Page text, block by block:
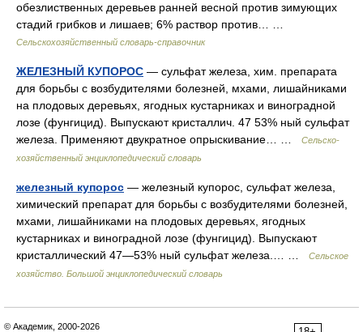
обезлиственных деревьев ранней весной против зимующих
стадий грибков и лишаев; 6% раствор против… …
Сельскохозяйственный словарь-справочник
ЖЕЛЕЗНЫЙ КУПОРОС — сульфат железа, хим. препарата
для борьбы с возбудителями болезней, мхами, лишайниками
на плодовых деревьях, ягодных кустарниках и виноградной
лозе (фунгицид). Выпускают кристаллич. 47 53% ный сульфат
железа. Применяют двукратное опрыскивание… …
Сельско-
хозяйственный энциклопедический словарь
железный купорос — железный купорос, сульфат железа,
химический препарат для борьбы с возбудителями болезней,
мхами, лишайниками на плодовых деревьях, ягодных
кустарниках и виноградной лозе (фунгицид). Выпускают
кристаллический 47—53% ный сульфат железа.… …
Сельское
хозяйство. Большой энциклопедический словарь
© Академик, 2000-2026